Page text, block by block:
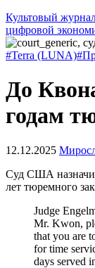
Культовый
цифровой
#Terra (LUNA)
До
годам
12.12.2025
Суд США
лет тюремного
Judge
Mr. Kwon,
that you are
for time
days served